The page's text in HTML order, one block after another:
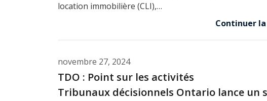
location immobilière (CLI),…
Continuer
novembre 27, 2024
TDO : Point sur les activités
Tribunaux décisionnels Ontario lance un